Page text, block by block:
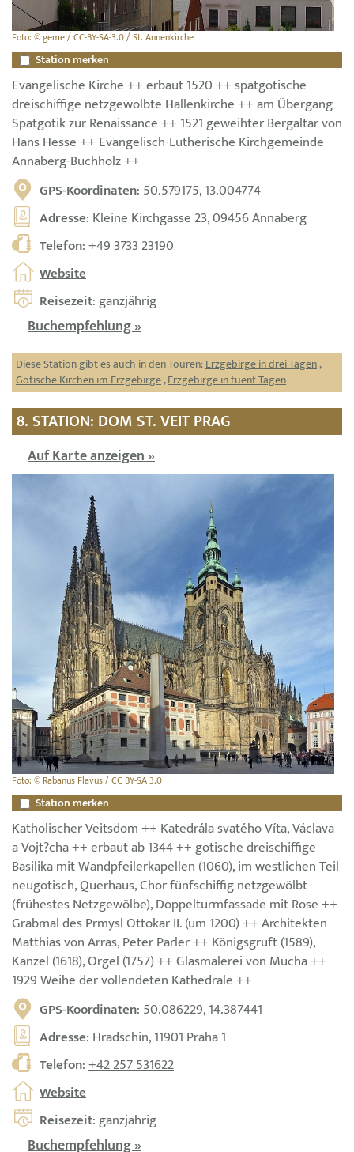
Foto: © geme / CC-BY-SA-3.0 / St. Annenkirche
Station merken
Evangelische Kirche ++ erbaut 1520 ++ spätgotische
dreischiffige netzgewölbte Hallenkirche ++ am Übergang
Spätgotik zur Renaissance ++ 1521 geweihter Bergaltar von
Hans Hesse ++ Evangelisch-Lutherische Kirchgemeinde
Annaberg-Buchholz ++
GPS-Koordinaten: 50.579175, 13.004774
Adresse: Kleine Kirchgasse 23, 09456 Annaberg
Telefon:+49 3733 23190
Website
Reisezeit: ganzjährig
Buchempfehlung »
Diese Station gibt es auch in den Touren:Erzgebirge in drei Tagen,
Gotische Kirchen im Erzgebirge,Erzgebirge in fuenf Tagen
8. STATION: DOM ST. VEIT PRAG
Auf Karte anzeigen »
Foto: © Rabanus Flavus / CC BY-SA 3.0
Station merken
Katholischer Veitsdom ++ Katedrála svatého Víta, Václava
a Vojt?cha ++ erbaut ab 1344 ++ gotische dreischiffige
Basilika mit Wandpfeilerkapellen (1060), im westlichen Teil
neugotisch, Querhaus, Chor fünfschiffig netzgewölbt
(frühestes Netzgewölbe), Doppelturmfassade mit Rose ++
Grabmal des Prmysl Ottokar II. (um 1200) ++ Architekten
Matthias von Arras, Peter Parler ++ Königsgruft (1589),
Kanzel (1618), Orgel (1757) ++ Glasmalerei von Mucha ++
1929 Weihe der vollendeten Kathedrale ++
GPS-Koordinaten: 50.086229, 14.387441
Adresse: Hradschin, 11901 Praha 1
Telefon:+42 257 531622
Website
Reisezeit: ganzjährig
Buchempfehlung »